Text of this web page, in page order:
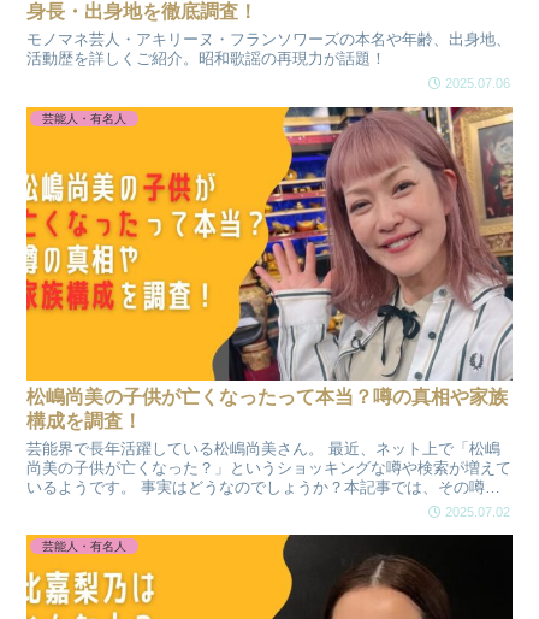
身長・出身地を徹底調査！
モノマネ芸人・アキリーヌ・フランソワーズの本名や年齢、出身地、
活動歴を詳しくご紹介。昭和歌謡の再現力が話題！
2025.07.06
芸能人・有名人
松嶋尚美の子供が亡くなったって本当？噂の真相や家族
構成を調査！
芸能界で長年活躍している松嶋尚美さん。 最近、ネット上で「松嶋
尚美の子供が亡くなった？」というショッキングな噂や検索が増えて
いるようです。 事実はどうなのでしょうか？本記事では、その噂の
真相や松嶋尚美さんの実際の家族構成について、最新情報を...2025.07.02
芸能人・有名人